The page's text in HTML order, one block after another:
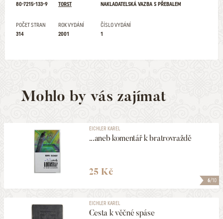
80-7215-133-9
TORST
NAKLADATELSKÁ VAZBA S PŘEBALEM
POČET STRAN
314
ROK VYDÁNÍ
2001
ČÍSLO VYDÁNÍ
1
Mohlo by vás zajímat
6/10
EICHLER KAREL
...aneb komentář k bratrovraždě
25 Kč
EICHLER KAREL
Cesta k věčné spáse